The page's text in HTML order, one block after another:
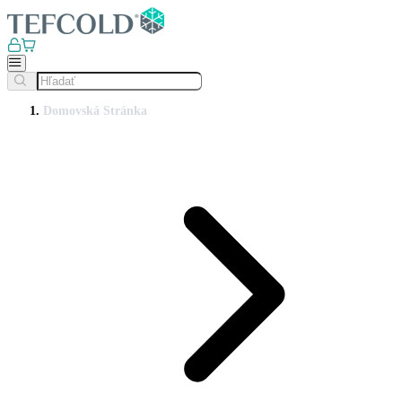
Domovská Stránka